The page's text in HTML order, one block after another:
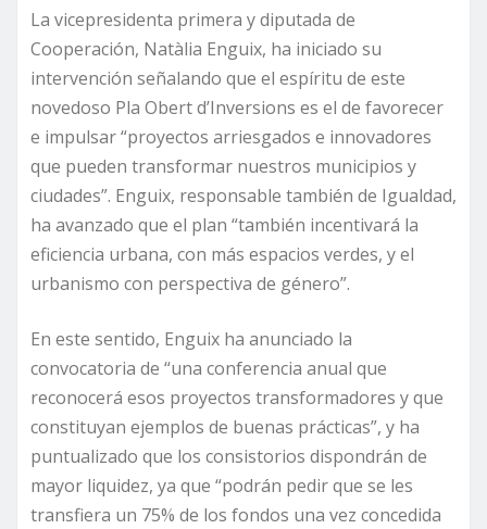
La vicepresidenta primera y diputada de
Cooperación, Natàlia Enguix, ha iniciado su
intervención señalando que el espíritu de este
novedoso Pla Obert d’Inversions es el de favorecer
e impulsar “proyectos arriesgados e innovadores
que pueden transformar nuestros municipios y
ciudades”. Enguix, responsable también de Igualdad,
ha avanzado que el plan “también incentivará la
eficiencia urbana, con más espacios verdes, y el
urbanismo con perspectiva de género”.
En este sentido, Enguix ha anunciado la
convocatoria de “una conferencia anual que
reconocerá esos proyectos transformadores y que
constituyan ejemplos de buenas prácticas”, y ha
puntualizado que los consistorios dispondrán de
mayor liquidez, ya que “podrán pedir que se les
transfiera un 75% de los fondos una vez concedida